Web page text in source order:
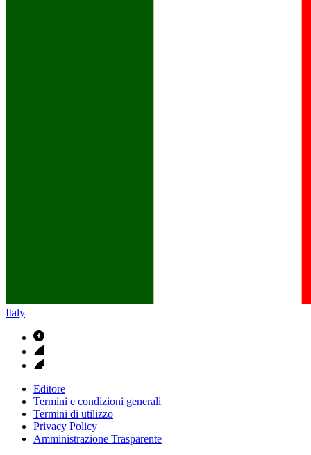
Italy
Editore
Termini e condizioni generali
Termini di utilizzo
Privacy Policy
Amministrazione Trasparente